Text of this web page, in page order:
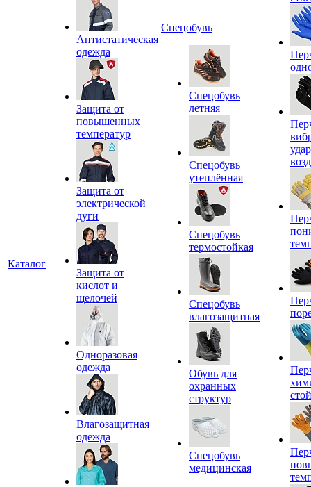
Каталог
Антистатическая
одежда
Защита от
повышенных
температур
Защита от
электрической
дуги
Защита от
кислот и
щелочей
Одноразовая
одежда
Влагозащитная
одежда
Спецобувь
Спецобувь
летняя
Спецобувь
утеплённая
Спецобувь
термостойкая
Спецобувь
влагозащитная
Обувь для
охранных
структур
Спецобувь
медицинская